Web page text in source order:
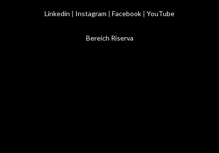
Linkedin | Instagram | Facebook | YouTube
Bereich Riserva